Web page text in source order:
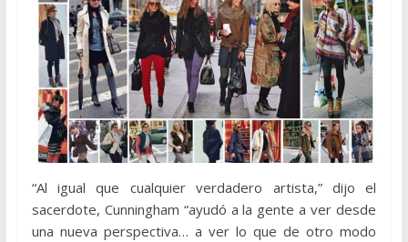
“Al igual que cualquier verdadero artista,” dijo el
sacerdote, Cunningham “ayudó a la gente a ver desde
una nueva perspectiva… a ver lo que de otro modo